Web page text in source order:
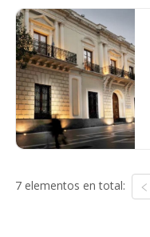
7 elementos en total: